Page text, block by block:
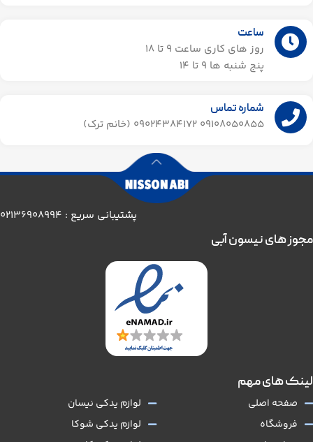
ساعت
روز های کاری ساعت ۹ تا 18
پنج شنبه ها 9 تا 14​
شماره تماس
09108050855 09024384172 (خانم ترک)
پشتیبانی سریع : 02136908994
لینک های مهم
صفحه اصلی
فروشگاه
لوازم یدکی نیسان
لوازم یدکی شوکا
مجوز های نیسون آبی